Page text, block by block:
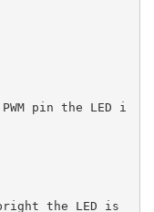
pin the LED i
the LED is